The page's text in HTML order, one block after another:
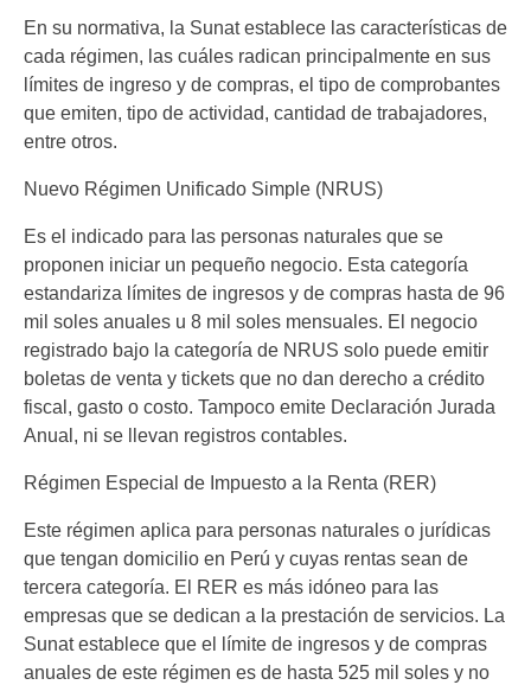
En su normativa, la Sunat establece las características de
cada régimen, las cuáles radican principalmente en sus
límites de ingreso y de compras, el tipo de comprobantes
que emiten, tipo de actividad, cantidad de trabajadores,
entre otros.
Nuevo Régimen Unificado Simple (NRUS)
Es el indicado para las personas naturales que se
proponen iniciar un pequeño negocio. Esta categoría
estandariza límites de ingresos y de compras hasta de 96
mil soles anuales u 8 mil soles mensuales. El negocio
registrado bajo la categoría de NRUS solo puede emitir
boletas de venta y tickets que no dan derecho a crédito
fiscal, gasto o costo. Tampoco emite Declaración Jurada
Anual, ni se llevan registros contables.
Régimen Especial de Impuesto a la Renta (RER)
Este régimen aplica para personas naturales o jurídicas
que tengan domicilio en Perú y cuyas rentas sean de
tercera categoría. El RER es más idóneo para las
empresas que se dedican a la prestación de servicios. La
Sunat establece que el límite de ingresos y de compras
anuales de este régimen es de hasta 525 mil soles y no